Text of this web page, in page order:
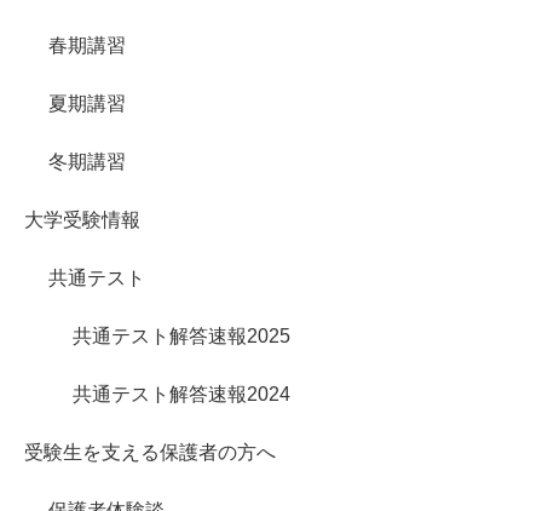
春期講習
夏期講習
冬期講習
大学受験情報
共通テスト
共通テスト解答速報2025
共通テスト解答速報2024
受験生を支える保護者の方へ